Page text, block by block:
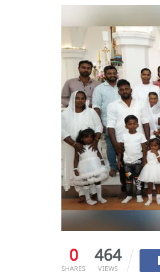
0
SHARES
464
VIEWS